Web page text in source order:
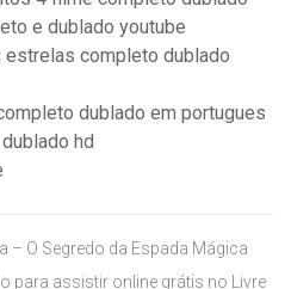
e dublado youtube
completo dublado
dublado em portugues
hd
– O Segredo da Espada Mágica
para assistir online grátis no Livre